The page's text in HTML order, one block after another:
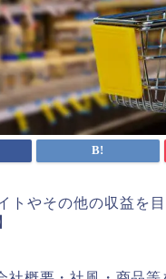
トやその他の収益を